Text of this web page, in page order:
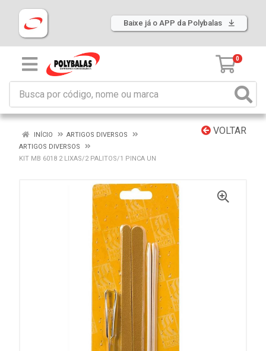
Baixe já o APP da Polybalas
0
VOLTAR
INÍCIO
ARTIGOS DIVERSOS
ARTIGOS DIVERSOS
KIT MB 6018 2 LIXAS/2 PALITOS/1 PINCA UN